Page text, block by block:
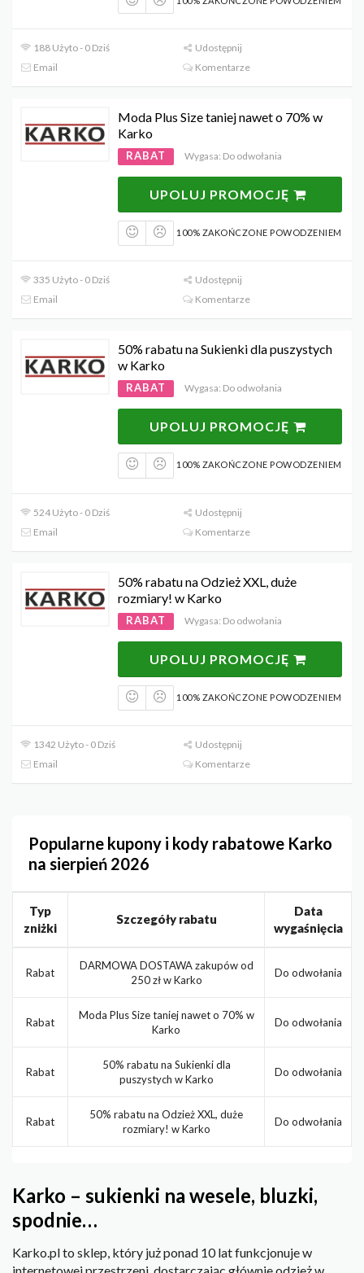
188 Użyto - 0 Dziś
Udostępnij
Email
Komentarze
Moda Plus Size taniej nawet o 70% w
Karko
RABAT Wygasa: Do odwołania
UPOLUJ PROMOCJĘ
100% ZAKOŃCZONE POWODZENIEM
335 Użyto - 0 Dziś
Udostępnij
Email
Komentarze
50% rabatu na Sukienki dla puszystych
w Karko
RABAT Wygasa: Do odwołania
UPOLUJ PROMOCJĘ
100% ZAKOŃCZONE POWODZENIEM
524 Użyto - 0 Dziś
Udostępnij
Email
Komentarze
50% rabatu na Odzież XXL, duże
rozmiary! w Karko
RABAT Wygasa: Do odwołania
UPOLUJ PROMOCJĘ
100% ZAKOŃCZONE POWODZENIEM
1342 Użyto - 0 Dziś
Udostępnij
Email
Komentarze
Popularne kupony i kody rabatowe Karko
na sierpień 2026
Typ
zniżki
Szczegóły rabatu
Data
wygaśnięcia
Rabat
DARMOWA DOSTAWA zakupów od
250 zł w Karko
Do odwołania
Rabat
Moda Plus Size taniej nawet o 70% w
Karko
Do odwołania
Rabat
50% rabatu na Sukienki dla
puszystych w Karko
Do odwołania
Rabat
50% rabatu na Odzież XXL, duże
rozmiary! w Karko
Do odwołania
Karko – sukienki na wesele, bluzki,
spodnie…
Karko.pl to sklep, który już ponad 10 lat funkcjonuje w